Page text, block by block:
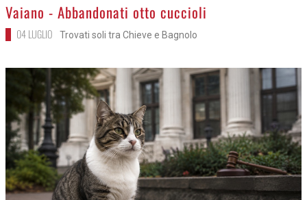
>
Vaiano - Abbandonati otto cuccioli
04 LUGLIO Trovati soli tra Chieve e Bagnolo